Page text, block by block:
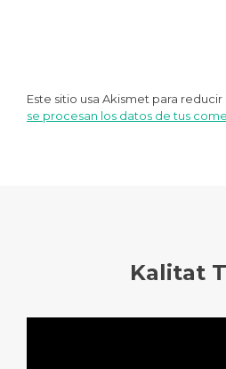
Este sitio usa Akismet para reducir
se procesan los datos de tus
Kalitat